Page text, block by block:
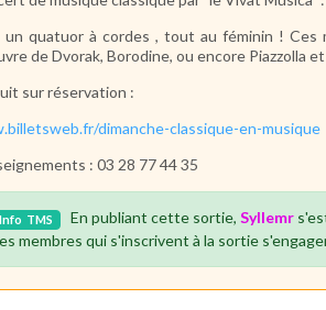
un quatuor à cordes , tout au féminin !
de Dvorak, Borodine, ou encore Piazzolla
sur réservation :
dimanche-classique-en-musique
: 03 28 77 44 35
TMS En publiant cette sortie,Syllemr
membres qui s'inscrivent à la sortie